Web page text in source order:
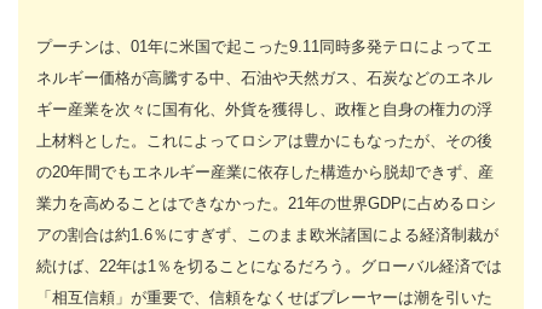
プーチンは、01年に米国で起こった9.11同時多発テロによってエ
ネルギー価格が高騰する中、石油や天然ガス、石炭などのエネル
ギー産業を次々に国有化、外貨を獲得し、政権と自身の権力の浮
上材料とした。これによってロシアは豊かにもなったが、その後
の20年間でもエネルギー産業に依存した構造から脱却できず、産
業力を高めることはできなかった。21年の世界GDPに占めるロシ
アの割合は約1.6％にすぎず、このまま欧米諸国による経済制裁が
続けば、22年は1％を切ることになるだろう。グローバル経済では
「相互信頼」が重要で、信頼をなくせばプレーヤーは潮を引いた